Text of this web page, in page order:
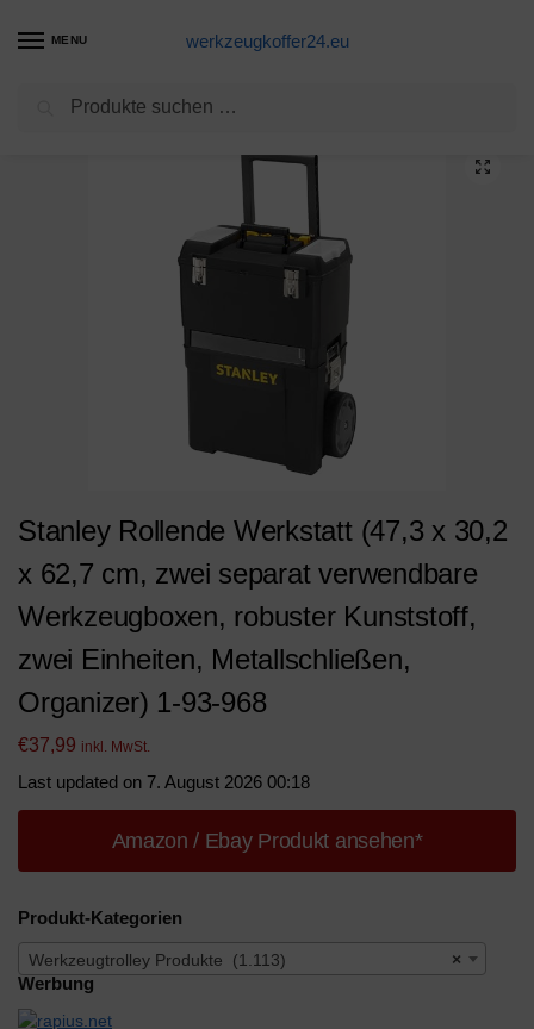
MENU werkzeugkoffer24.eu
Werkzeugtrolley Produkte
Stanley Rollende Werkstatt (47,3 x 30,2
x 62,7 cm, zwei separat verwendbare
Werkzeugboxen, robuster Kunststoff,
zwei Einheiten, Metallschließen,
Organizer) 1-93-968
€37,99 inkl. MwSt.
Last updated on 7. August 2026 00:18
Amazon / Ebay Produkt ansehen*
Produkt-Kategorien
×
Werkzeugtrolley Produkte (1.113)
Werbung